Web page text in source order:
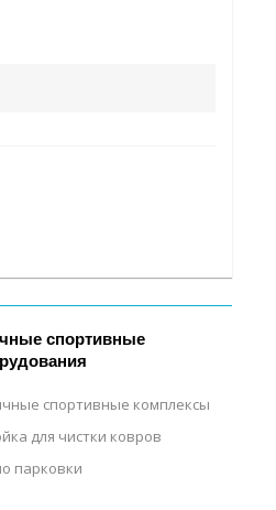
спортивные
спортивные комплексы
для чистки ковров
парковки